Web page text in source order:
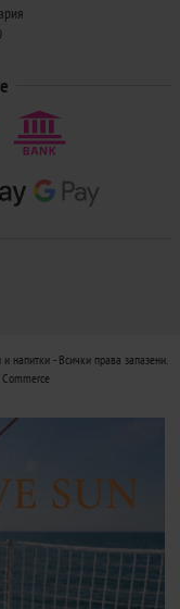
напитки - Всички права запазени.